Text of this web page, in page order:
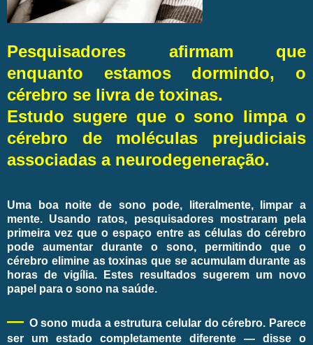
Pesquisadores afirmam que
enquanto estamos dormindo, o
cérebro se livra de toxinas.
Estudo sugere que o sono limpa o
cérebro de moléculas prejudiciais
associadas a neurodegeneração.
Uma boa noite de sono pode, literalmente, limpar a
mente. Usando ratos, pesquisadores mostraram pela
primeira vez que o espaço entre as células do cérebro
pode aumentar durante o sono, permitindo que o
cérebro elimine as toxinas que se acumulam durante as
horas de vigília. Estes resultados sugerem um novo
papel para o sono na saúde.
— O sono muda a estrutura celular do cérebro. Parece
ser um estado completamente diferente — disse o